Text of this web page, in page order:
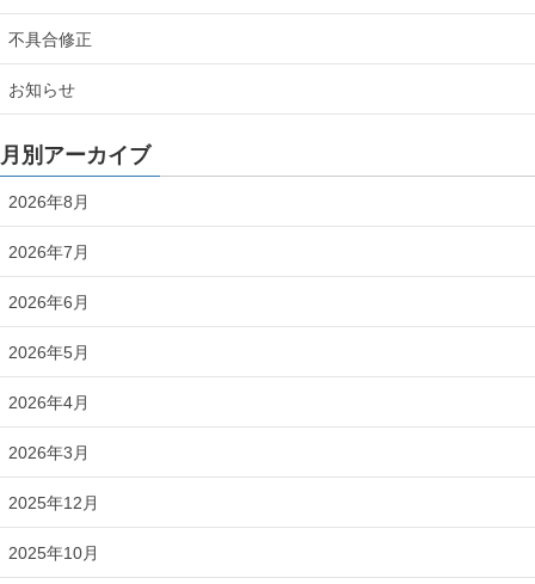
不具合修正
お知らせ
月別アーカイブ
2026年8月
2026年7月
2026年6月
2026年5月
2026年4月
2026年3月
2025年12月
2025年10月